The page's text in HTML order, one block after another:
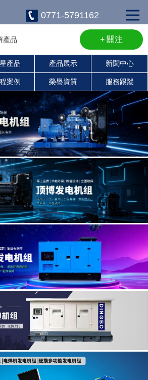
0771-5791162
產品 + 關注
產品 產品展示 新聞中心
案例 榮譽資質 服務跟蹤
靜音發電機組
濰柴發電機組
珀金斯發電機組
沃爾沃發電機組
康明斯柴油發電機組
上柴發電機組
玉柴發電機組